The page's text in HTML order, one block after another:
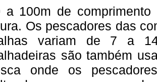
a 100m de
Os pescadores das
variam de 7 a
são também
onde os